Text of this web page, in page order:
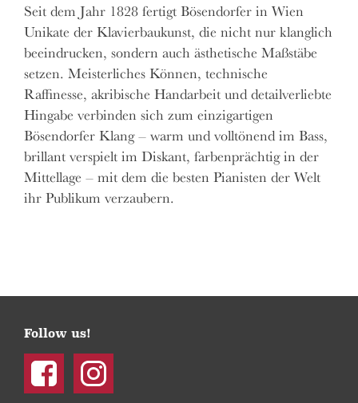
Seit dem Jahr 1828 fertigt Bösendorfer in Wien
Unikate der Klavierbaukunst, die nicht nur klanglich
beeindrucken, sondern auch ästhetische Maßstäbe
setzen. Meisterliches Können, technische
Raffinesse, akribische Handarbeit und detailverliebte
Hingabe verbinden sich zum einzigartigen
Bösendorfer Klang – warm und volltönend im Bass,
brillant verspielt im Diskant, farbenprächtig in der
Mittellage – mit dem die besten Pianisten der Welt
ihr Publikum verzaubern.
Follow us!
Facebook Instagram